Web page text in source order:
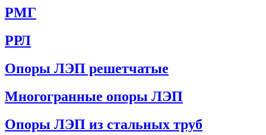
РМГ
РРЛ
Опоры ЛЭП решетчатые
Многогранные опоры ЛЭП
Опоры ЛЭП из стальных труб